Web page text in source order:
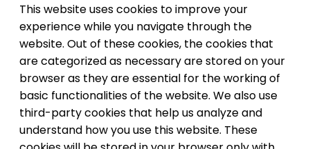
This website uses cookies to improve your
experience while you navigate through the
website. Out of these cookies, the cookies that
are categorized as necessary are stored on your
browser as they are essential for the working of
basic functionalities of the website. We also use
third-party cookies that help us analyze and
understand how you use this website. These